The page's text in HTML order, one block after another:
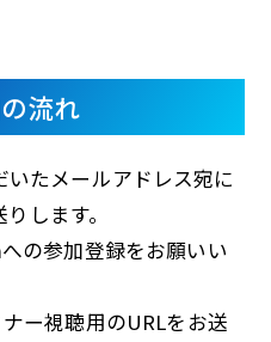
流れ
たメールアドレス宛に
します。
の参加登録をお願いい
ー視聴用のURLをお送